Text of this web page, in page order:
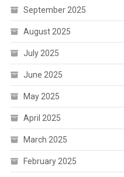
September 2025
August 2025
July 2025
June 2025
May 2025
April 2025
March 2025
February 2025